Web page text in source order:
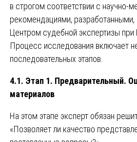
в строгом соответствии с научно-
рекомендациями, разработанными,
Центром судебной экспертизы при
Процесс исследования включает
последовательных этапов.
4.1. Этап 1. Предварительный.
материалов
На этом этапе эксперт обязан
«Позволяет ли качество